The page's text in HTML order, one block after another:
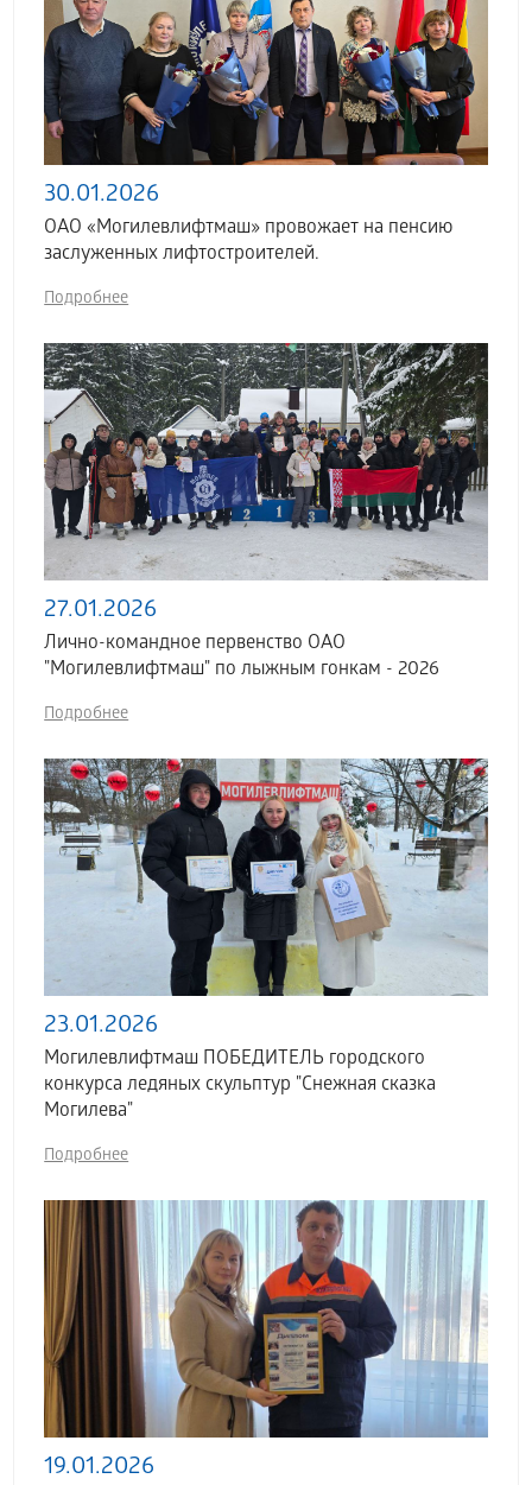
30.01.2026
ОАО «Могилевлифтмаш» провожает на пенсию
заслуженных лифтостроителей.
Подробнее
27.01.2026
Лично-командное первенство ОАО
"Могилевлифтмаш" по лыжным гонкам - 2026
Подробнее
23.01.2026
Могилевлифтмаш ПОБЕДИТЕЛЬ городского
конкурса ледяных скульптур "Снежная сказка
Могилева"
Подробнее
19.01.2026